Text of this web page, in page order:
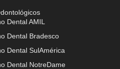
Dental AMIL
Dental Bradesco
Dental SulAmérica
Dental NotreDame